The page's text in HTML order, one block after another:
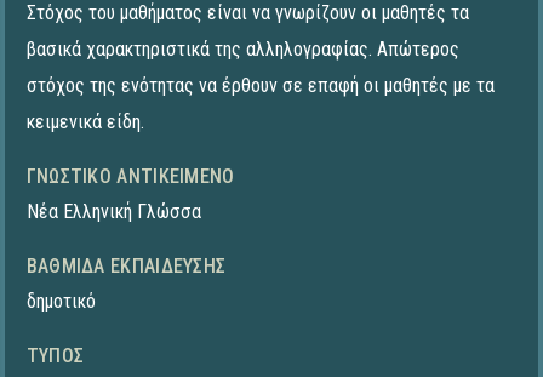
Στόχος του μαθήματος είναι να γνωρίζουν οι μαθητές τα
βασικά χαρακτηριστικά της αλληλογραφίας. Απώτερος
στόχος της ενότητας να έρθουν σε επαφή οι μαθητές με τα
κειμενικά είδη.
ΓΝΩΣΤΙΚΌ ΑΝΤΙΚΕΊΜΕΝΟ
Νέα Ελληνική Γλώσσα
ΒΑΘΜΊΔΑ ΕΚΠΑΊΔΕΥΣΗΣ
δημοτικό
ΤΎΠΟΣ